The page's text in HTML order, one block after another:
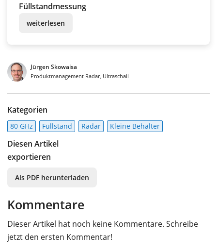
Füllstandmessung
weiterlesen
Jürgen Skowaisa
Produktmanagement Radar, Ultraschall
Kategorien
80 GHz Füllstand Radar Kleine Behälter
Diesen Artikel
exportieren
Als PDF herunterladen
Kommentare
Dieser Artikel hat noch keine Kommentare. Schreibe
jetzt den ersten Kommentar!